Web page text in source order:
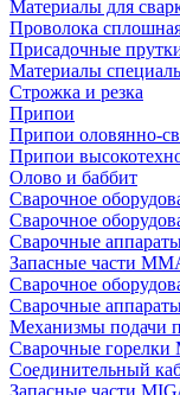
Материалы для
Проволока
Присадочные
Материалы
Строжка и резка
Припои
Припои оловянно-
Припои
Олово и баббит
Сварочное
Сварочное
Сварочные
Запасные части
Сварочное
Сварочные
Механизмы подачи
Сварочные
Соединительный
Запасные части